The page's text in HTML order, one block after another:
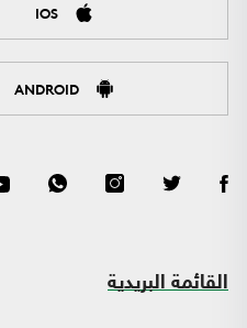
IOS
ANDROID
القائمة البريدية